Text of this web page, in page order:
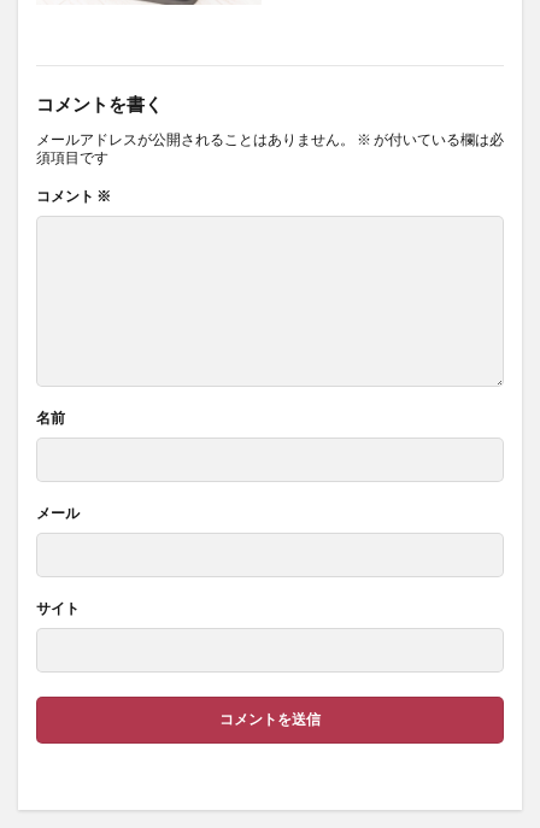
コメントを書く
メールアドレスが公開されることはありません。 ※ が付いている欄は必
須項目です
コメント ※
名前
メール
サイト